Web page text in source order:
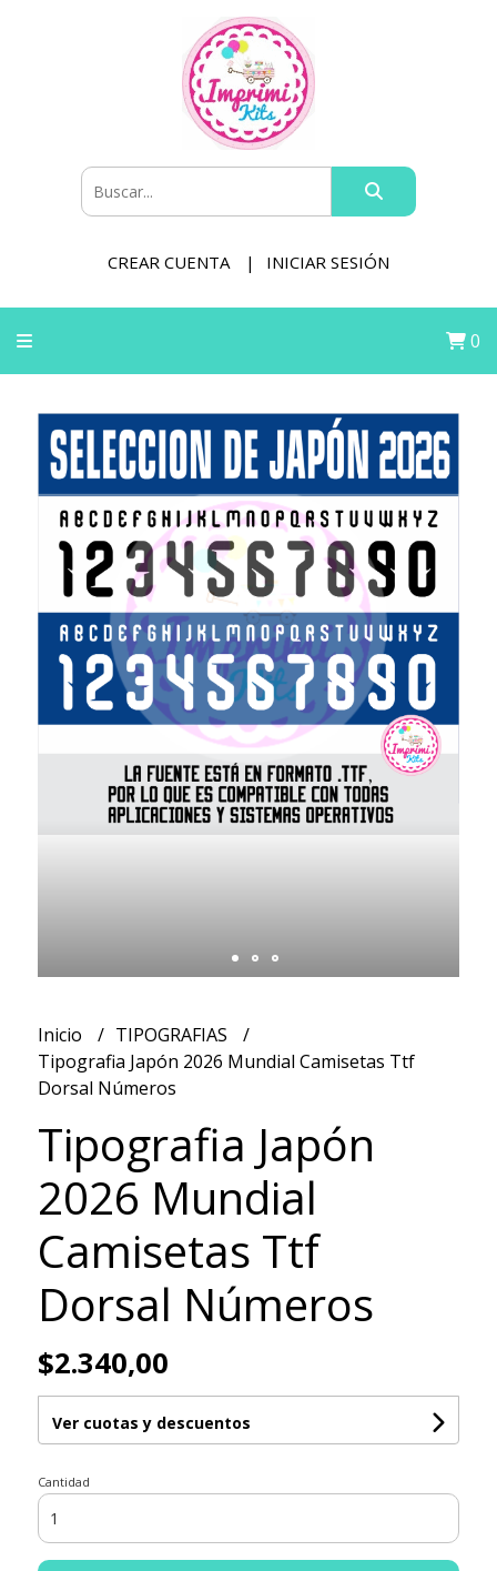
CREAR CUENTA INICIAR SESIÓN
0
Inicio
TIPOGRAFIAS
Tipografia Japón 2026 Mundial Camisetas Ttf
Dorsal Números
Tipografia Japón
2026 Mundial
Camisetas Ttf
Dorsal Números
$2.340,00
Ver cuotas y descuentos
Cantidad